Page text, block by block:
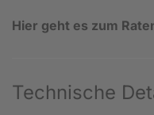
Hier geht es zum
Technische